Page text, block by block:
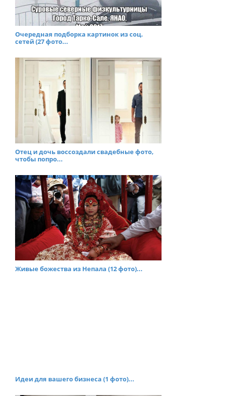
Очередная подборка картинок из соц.
сетей (27 фото...
Отец и дочь воссоздали свадебные фото,
чтобы попро...
Живые божества из Непала (12 фото)...
Идеи для вашего бизнеса (1 фото)...